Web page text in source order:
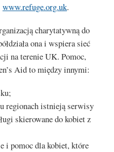
www.refuge.org.uk.
charytatywną do
ona i wspiera sieć
na terenie UK. Pomoc,
Aid to między innymi:
regionach istnieją serwisy
skierowane do kobiet z
i pomoc dla kobiet, które